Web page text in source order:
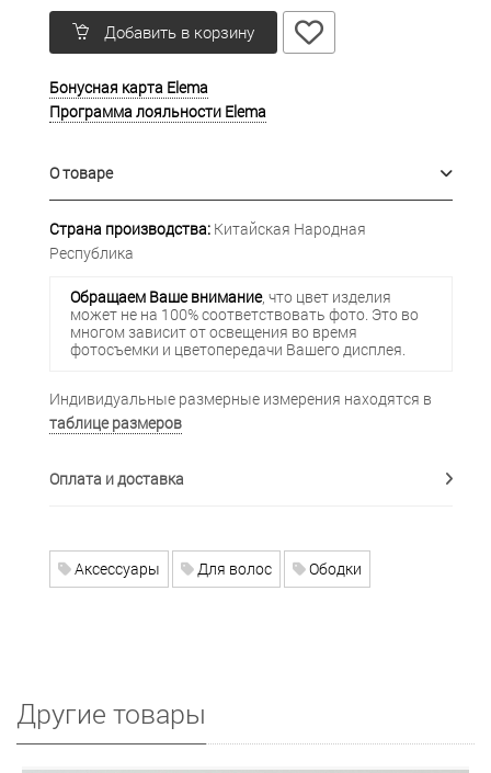
Добавить в корзину
Бонусная карта Elema
Программа лояльности Elema
О товаре
Страна производства: Китайская Народная
Республика
Обращаем Ваше внимание, что цвет изделия
может не на 100% соответствовать фото. Это во
многом зависит от освещения во время
фотосъемки и цветопередачи Вашего дисплея.
Индивидуальные размерные измерения находятся в
таблице размеров
Оплата и доставка
Аксессуары Для волос Ободки
Другие товары